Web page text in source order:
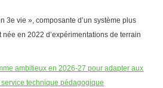
3e vie », composante d’un système plus
née en 2022 d’expérimentations de terrain
ambitieux en 2026-27 pour adapter aux
technique pédagogique